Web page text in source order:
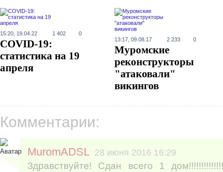
15:20, 19.04.22 1 402 0
COVID-19:
статистика на 19
апреля
13:17, 09.08.17 2 233 0
Муромские
реконструкторы
"атаковали"
викингов
Комментарии:
MuromADSL 28 июня 2016 16:29
Здравствуйте! Сдан всего 1